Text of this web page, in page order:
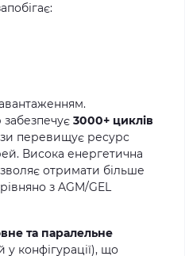
3000+ циклів
перевищує ресурс
Висока енергетична
отримати більше
з AGM/GEL
та паралельне
у конфігурації), що